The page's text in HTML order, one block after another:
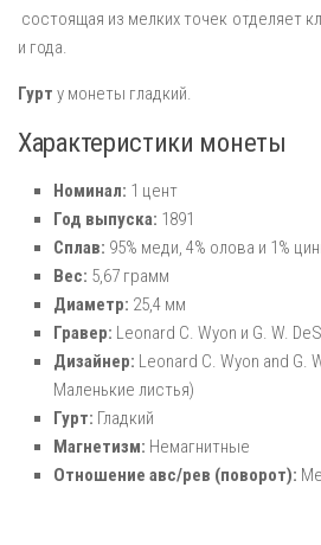
состоящая из мелких точек отделяет
и года.
Гурт у монеты гладкий.
Характеристики монеты
Номинал: 1 цент
Год выпуска: 1891
Сплав: 95% меди, 4% олова и 1%
Вес: 5,67 грамм
Диаметр: 25,4 мм
Гравер: Leonard C. Wyon и G. W.
Дизайнер: Leonard C. Wyon and G.
Маленькие листья)
Гурт: Гладкий
Магнетизм: Немагнитные
Отношение авс/рев (поворот):